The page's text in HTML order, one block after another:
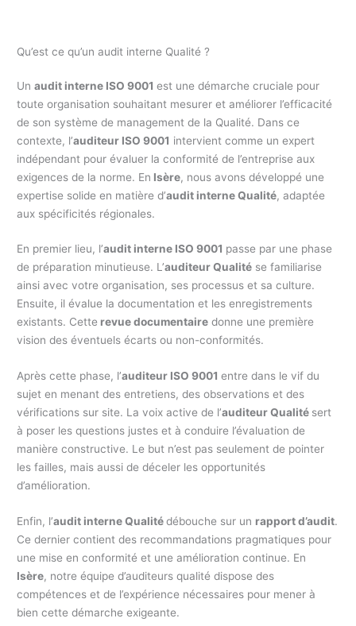
Qu’est ce qu’un audit interne Qualité ?
Unaudit interne ISO 9001est une démarche cruciale pour
toute organisation souhaitant mesurer et améliorer l’efficacité
de son système de management de la Qualité. Dans ce
contexte, l’auditeur ISO 9001 intervient comme un expert
indépendant pour évaluer la conformité de l’entreprise aux
exigences de la norme. En Isère, nous avons développé une
expertise solide en matière d’audit interne Qualité, adaptée
aux spécificités régionales.
En premier lieu, l’audit interne ISO 9001 passe par une phase
de préparation minutieuse. L’auditeur Qualité se familiarise
ainsi avec votre organisation, ses processus et sa culture.
Ensuite, il évalue la documentation et les enregistrements
existants. Cette revue documentaire donne une première
vision des éventuels écarts ou non-conformités.
Après cette phase, l’auditeur ISO 9001entre dans le vif du
sujet en menant des entretiens, des observations et des
vérifications sur site. La voix active de l’auditeur Qualité sert
à poser les questions justes et à conduire l’évaluation de
manière constructive. Le but n’est pas seulement de pointer
les failles, mais aussi de déceler les opportunités
d’amélioration.
Enfin, l’audit interne Qualitédébouche sur un rapport d’audit.
Ce dernier contient des recommandations pragmatiques pour
une mise en conformité et une amélioration continue. En
Isère, notre équipe d’auditeurs qualité dispose des
compétences et de l’expérience nécessaires pour mener à
bien cette démarche exigeante.